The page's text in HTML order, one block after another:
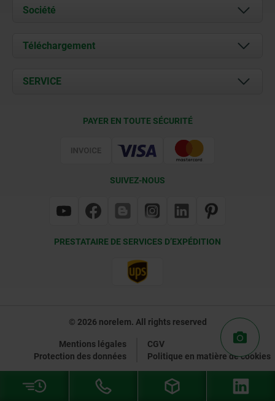
Société
À propos de nous
Contact
Téléchargement
Documents
SERVICE
PAYER EN TOUTE SÉCURITÉ
SUIVEZ-NOUS
PRESTATAIRE DE SERVICES D’EXPÉDITION
© 2026 norelem. All rights reserved
Mentions légales
CGV
Protection des données
Politique en matière de cookies